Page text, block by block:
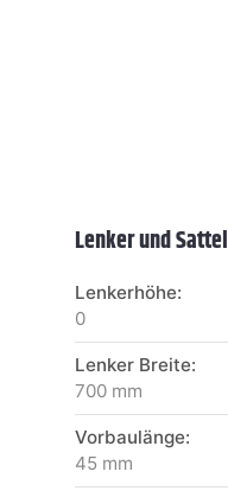
Lenker und Sattel
Lenkerhöhe:
0
Lenker Breite:
700 mm
Vorbaulänge:
45 mm